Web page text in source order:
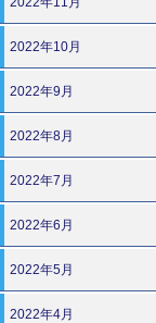
2022年10月
2022年9月
2022年8月
2022年7月
2022年6月
2022年5月
2022年4月